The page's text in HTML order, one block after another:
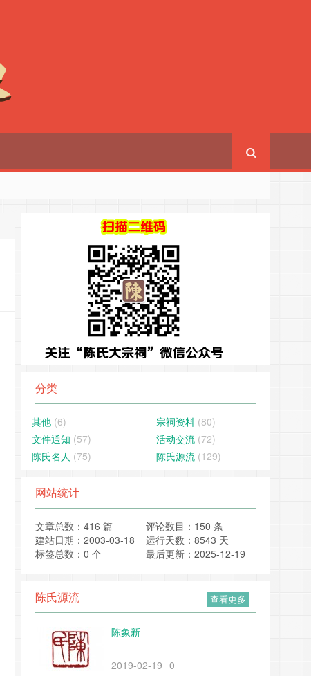
分类
其他 (6) 宗祠资料 (80)
文件通知 (57) 活动交流 (72)
陈氏名人 (75) 陈氏源流 (129)
网站统计
文章总数：416 篇
评论数目：150 条
建站日期：2003-03-18
运行天数：8543 天
标签总数：0 个
最后更新：2025-12-19
查看更多
陈氏源流
陈象新
2019-02-19 0